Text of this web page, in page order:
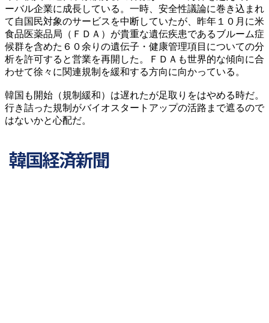
ーバル企業に成長している。一時、安全性議論に巻き込まれ
て自国民対象のサービスを中断していたが、昨年１０月に米
食品医薬品局（ＦＤＡ）が貴重な遺伝疾患であるブルーム症
候群を含めた６０余りの遺伝子・健康管理項目についての分
析を許可すると営業を再開した。ＦＤＡも世界的な傾向に合
わせて徐々に関連規制を緩和する方向に向かっている。
韓国も開始（規制緩和）は遅れたが足取りをはやめる時だ。
行き詰った規制がバイオスタートアップの活路まで遮るので
はないかと心配だ。